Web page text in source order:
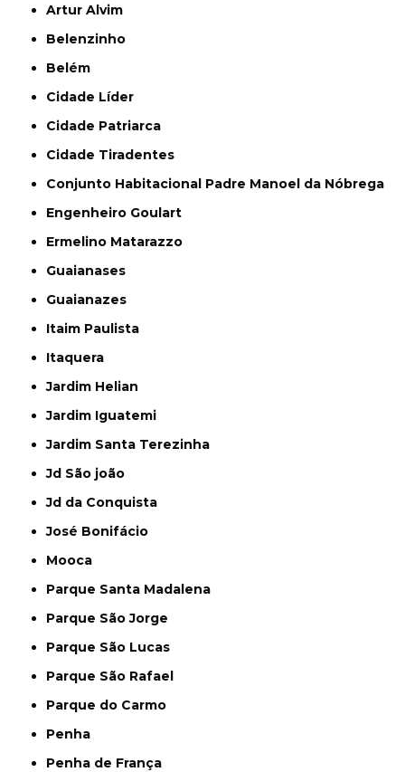
Artur Alvim
Belenzinho
Belém
Cidade Líder
Cidade Patriarca
Cidade Tiradentes
Conjunto Habitacional Padre Manoel da Nóbrega
Engenheiro Goulart
Ermelino Matarazzo
Guaianases
Guaianazes
Itaim Paulista
Itaquera
Jardim Helian
Jardim Iguatemi
Jardim Santa Terezinha
Jd São joão
Jd da Conquista
José Bonifácio
Mooca
Parque Santa Madalena
Parque São Jorge
Parque São Lucas
Parque São Rafael
Parque do Carmo
Penha
Penha de França